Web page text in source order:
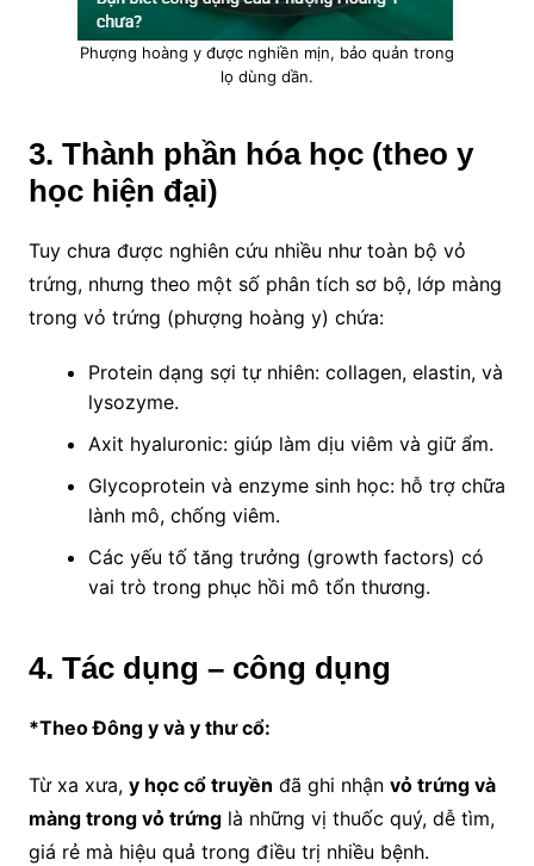
Phượng hoàng y được nghiền mịn, bảo quản trong
lọ dùng dần.
3. Thành phần hóa học (theo y
học hiện đại)
Tuy chưa được nghiên cứu nhiều như toàn bộ vỏ
trứng, nhưng theo một số phân tích sơ bộ, lớp màng
trong vỏ trứng (phượng hoàng y) chứa:
Protein dạng sợi tự nhiên: collagen, elastin, và
lysozyme.
Axit hyaluronic: giúp làm dịu viêm và giữ ẩm.
Glycoprotein và enzyme sinh học: hỗ trợ chữa
lành mô, chống viêm.
Các yếu tố tăng trưởng (growth factors) có
vai trò trong phục hồi mô tổn thương.
4. Tác dụng – công dụng
*Theo Đông y và y thư cổ:
Từ xa xưa, y học cổ truyền đã ghi nhận vỏ trứng và
màng trong vỏ trứnglà những vị thuốc quý, dễ tìm,
giá rẻ mà hiệu quả trong điều trị nhiều bệnh.